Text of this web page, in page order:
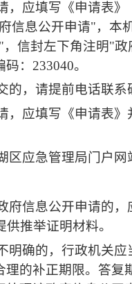
，应填写《申请表》
信息公开申请"，本
"，信封左下角注明"政
： 233040。
的，请提前电话联系
，应填写《申请表
区应急管理局门户网
府信息公开申请的，
推举证明材料。
明确的，行政机关
的补正期限。答